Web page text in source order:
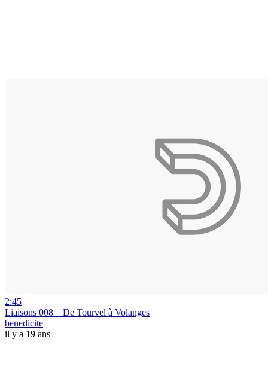
2:45
Liaisons 008 _ De Tourvel à Volanges
benedicite
il y a 19 ans